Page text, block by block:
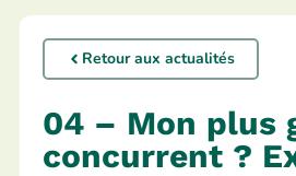
Retour aux actualités
04 – Mon plus
concurrent ?